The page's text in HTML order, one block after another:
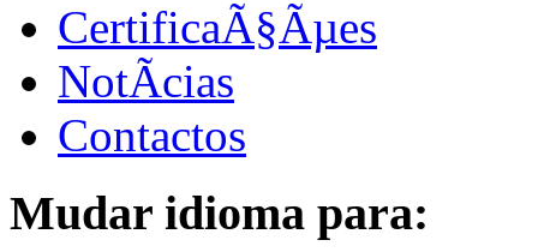
CertificaÃ§Ãµes
NotÃ­cias
Contactos
Mudar idioma para: